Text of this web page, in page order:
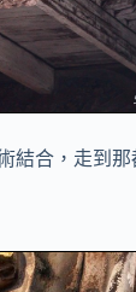
結合，走到那